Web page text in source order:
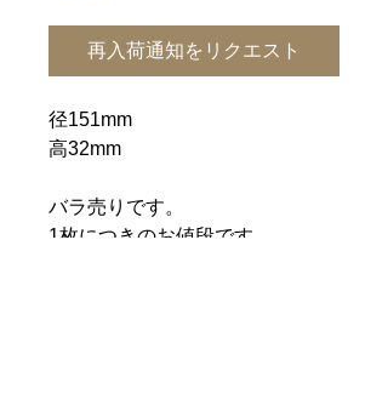
再入荷通知をリクエスト
径151mm
高32mm
バラ売りです。
1枚につきのお値段です。